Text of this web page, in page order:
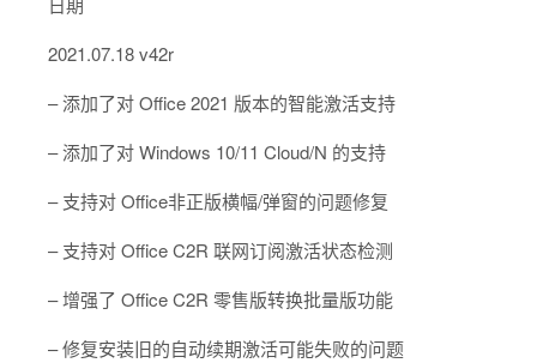
2021.07.18 v42r
– 添加了对 Office 2021 版本的智能激活支持
– 添加了对 Windows 10/11 Cloud/N 的支持
– 支持对 Office非正版横幅/弹窗的问题修复
– 支持对 Office C2R 联网订阅激活状态检测
– 增强了 Office C2R 零售版转换批量版功能
– 修复安装旧的自动续期激活可能失败的问题